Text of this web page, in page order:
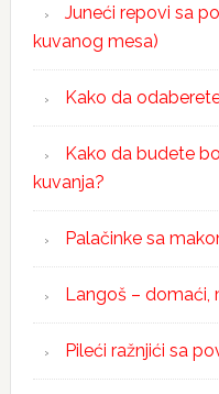
Juneći repovi sa
kuvanog mesa)
Kako da
Kako da budete
kuvanja?
Palačinke sa
Langoš – domaći,
Pileći ražnjići sa